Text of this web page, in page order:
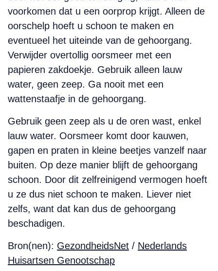
voorkomen dat u een oorprop krijgt. Alleen de
oorschelp hoeft u schoon te maken en
eventueel het uiteinde van de gehoorgang.
Verwijder overtollig oorsmeer met een
papieren zakdoekje. Gebruik alleen lauw
water, geen zeep. Ga nooit met een
wattenstaafje in de gehoorgang.
Gebruik geen zeep als u de oren wast, enkel
lauw water. Oorsmeer komt door kauwen,
gapen en praten in kleine beetjes vanzelf naar
buiten. Op deze manier blijft de gehoorgang
schoon. Door dit zelfreinigend vermogen hoeft
u ze dus niet schoon te maken. Liever niet
zelfs, want dat kan dus de gehoorgang
beschadigen.
Bron(nen): GezondheidsNet / Nederlands
Huisartsen Genootschap